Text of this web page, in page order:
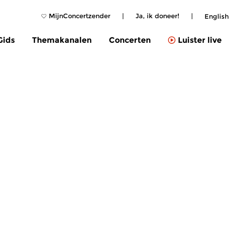
MijnConcertzender | Ja, ik doneer! | English
Themakanalen Concerten Luister live